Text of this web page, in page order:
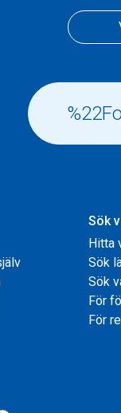
Sök
Hitta
Sök
Sök
För
För